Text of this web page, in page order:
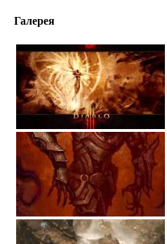
Галерея